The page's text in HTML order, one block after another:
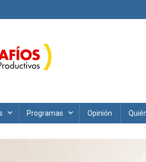
Programas Opinión